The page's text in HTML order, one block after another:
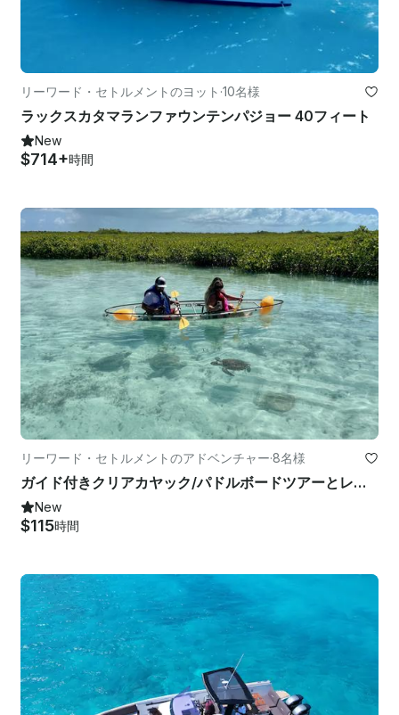
リーワード・セトルメントのヨット ·10名様
ラックスカタマランファウンテンパジョー 40フィート
New
$714+時間
リーワード・セトルメントのアドベンチャー·8名様
ガイド付きクリアカヤック/パドルボードツアーとレンタル
New
$115時間